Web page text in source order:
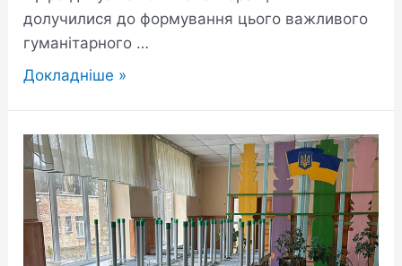
долучилися до формування цього важливого
гуманітарного …
Докладніше »